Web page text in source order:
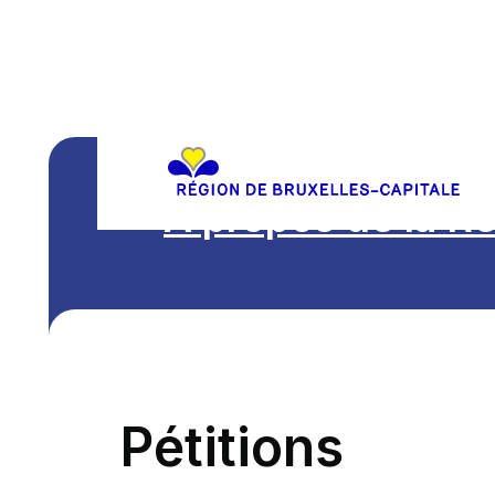
A propos de la
Pétitions